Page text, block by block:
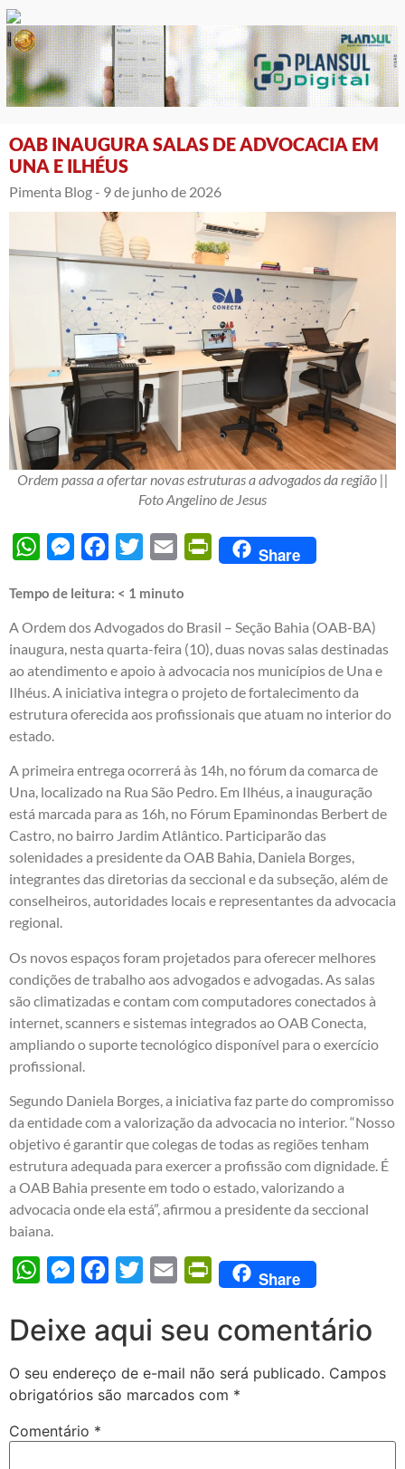
OAB INAUGURA SALAS DE ADVOCACIA EM
UNA E ILHÉUS
Pimenta Blog - 9 de junho de 2026
Ordem passa a ofertar novas estruturas a advogados da região ||
Foto Angelino de Jesus
WhatsAppMessengerFacebook
Twitter Email PrintFriendly
Share
Tempo de leitura: < 1 minuto
A Ordem dos Advogados do Brasil – Seção Bahia (OAB-BA)
inaugura, nesta quarta-feira (10), duas novas salas destinadas
ao atendimento e apoio à advocacia nos municípios de Una e
Ilhéus. A iniciativa integra o projeto de fortalecimento da
estrutura oferecida aos profissionais que atuam no interior do
estado.
A primeira entrega ocorrerá às 14h, no fórum da comarca de
Una, localizado na Rua São Pedro. Em Ilhéus, a inauguração
está marcada para as 16h, no Fórum Epaminondas Berbert de
Castro, no bairro Jardim Atlântico. Participarão das
solenidades a presidente da OAB Bahia, Daniela Borges,
integrantes das diretorias da seccional e da subseção, além de
conselheiros, autoridades locais e representantes da advocacia
regional.
Os novos espaços foram projetados para oferecer melhores
condições de trabalho aos advogados e advogadas. As salas
são climatizadas e contam com computadores conectados à
internet, scanners e sistemas integrados ao OAB Conecta,
ampliando o suporte tecnológico disponível para o exercício
profissional.
Segundo Daniela Borges, a iniciativa faz parte do compromisso
da entidade com a valorização da advocacia no interior. “Nosso
objetivo é garantir que colegas de todas as regiões tenham
estrutura adequada para exercer a profissão com dignidade. É
a OAB Bahia presente em todo o estado, valorizando a
advocacia onde ela está”, afirmou a presidente da seccional
baiana.
WhatsAppMessengerFacebook
Twitter Email PrintFriendly
Share
Deixe aqui seu comentário
O seu endereço de e-mail não será publicado. Campos
obrigatórios são marcados com *
Comentário *